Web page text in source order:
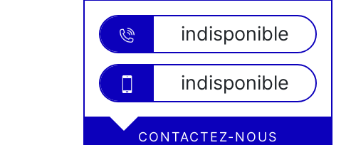
indisponible
indisponible
CONTACTEZ-NOUS